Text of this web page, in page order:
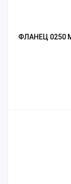
ФЛАНЕЦ 0250